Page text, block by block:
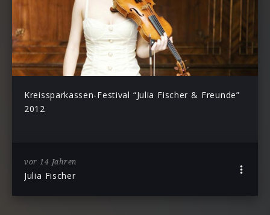
Kreissparkassen-Festival “Julia Fischer & Freunde”
2012
vor 14 Jahren
Julia Fischer